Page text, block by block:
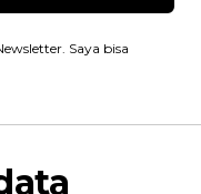
Saya bisa